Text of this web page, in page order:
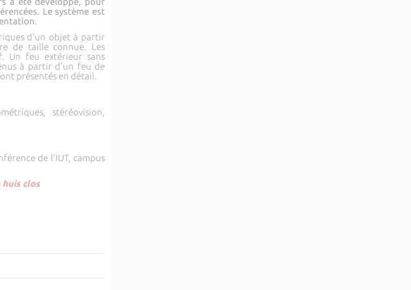
Le système est
d'un objet à partir
de taille connue. Les
Un feu extérieur sans
à partir d'un feu de
présentés en détail.
stéréovision,
de l'IUT, campus
clos